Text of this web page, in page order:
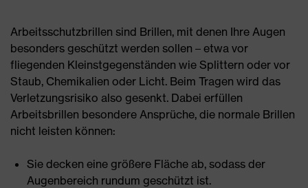
Arbeitsschutzbrillen sind Brillen, mit denen Ihre Augen
besonders geschützt werden sollen – etwa vor
fliegenden Kleinstgegenständen wie Splittern oder vor
Staub, Chemikalien oder Licht. Beim Tragen wird das
Verletzungsrisiko also gesenkt. Dabei erfüllen
Arbeitsbrillen besondere Ansprüche, die normale Brillen
nicht leisten können:
Sie decken eine größere Fläche ab, sodass der
Augenbereich rundum geschützt ist.